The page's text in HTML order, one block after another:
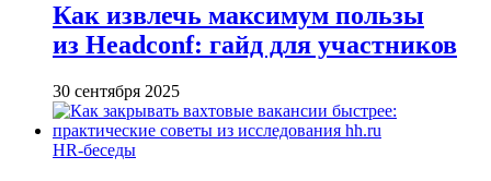
Как извлечь максимум пользы
из Headсonf: гайд для участников
30 сентября 2025
HR-беседы